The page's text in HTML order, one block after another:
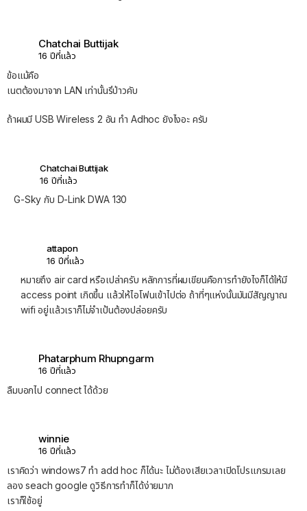
Chatchai Buttijak
16 ปีที่แล้ว
ข้อแม้คือ
เนตต้องมาจาก LAN เท่านั้นรึป่าวคับ
ถ้าผมมี USB Wireless 2 อัน ทำ Adhoc ยังไงอะ ครับ
Chatchai Buttijak
16 ปีที่แล้ว
G-Sky กับ D-Link DWA 130
attapon
16 ปีที่แล้ว
หมายถึง air card หรือเปล่าครับ หลักการที่ผมเขียนคือการทำยังไงก็ได้ให้มี
access point เกิดขึ้น แล้วให้ไอโฟนเข้าไปต่อ ถ้าที่ๆแห่งนั้นมันมีสัญญาณ
wifi อยู่แล้วเราก็ไม่จำเป้นต้องปล่อยครับ
Phatarphum Rhupngarm
16 ปีที่แล้ว
ลืมบอกไป connect ได้ด้วย
winnie
16 ปีที่แล้ว
เราคิดว่า windows7 ทำ add hoc ก็ได้นะ ไม่ต้องเสียเวลาเปิดโปรแกรมเลย
ลอง seach google ดูวิธีการทำก็ได้ง่ายมาก
เราก็ใช้อยู่